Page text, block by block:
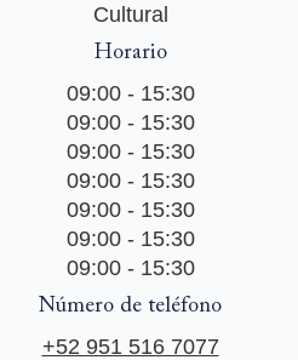
Cultural
Horario
09:00 - 15:30
09:00 - 15:30
09:00 - 15:30
09:00 - 15:30
09:00 - 15:30
09:00 - 15:30
09:00 - 15:30
Número de teléfono
+52 951 516 7077